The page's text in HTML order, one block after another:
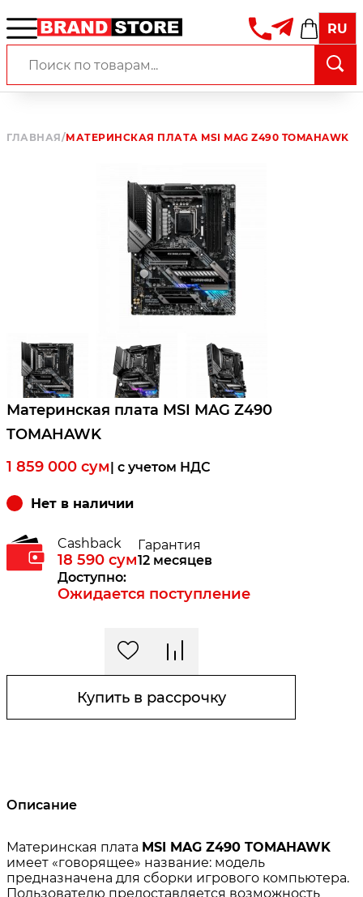
RU
ГЛАВНАЯ/МАТЕРИНСКАЯ ПЛАТА MSI MAG Z490 TOMAHAWK
Материнская плата MSI MAG Z490
TOMAHAWK
1 859 000 сум| c учетом НДС
Нет в наличии
Cashback
18 590 сум
Гарантия
12 месяцев
Доступно:
Ожидается поступление
Купить в рассрочку
Описание